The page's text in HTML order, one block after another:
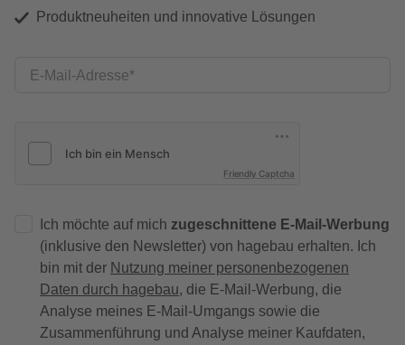
Produktneuheiten und innovative Lösungen
E-Mail-Adresse
Friendly Captcha
Ich möchte auf mich zugeschnittene E-Mail-Werbung
(inklusive den Newsletter) von hagebau erhalten. Ich
bin mit der Nutzung meiner personenbezogenen
Daten durch hagebau, die E-Mail-Werbung, die
Analyse meines E-Mail-Umgangs sowie die
Zusammenführung und Analyse meiner Kaufdaten,